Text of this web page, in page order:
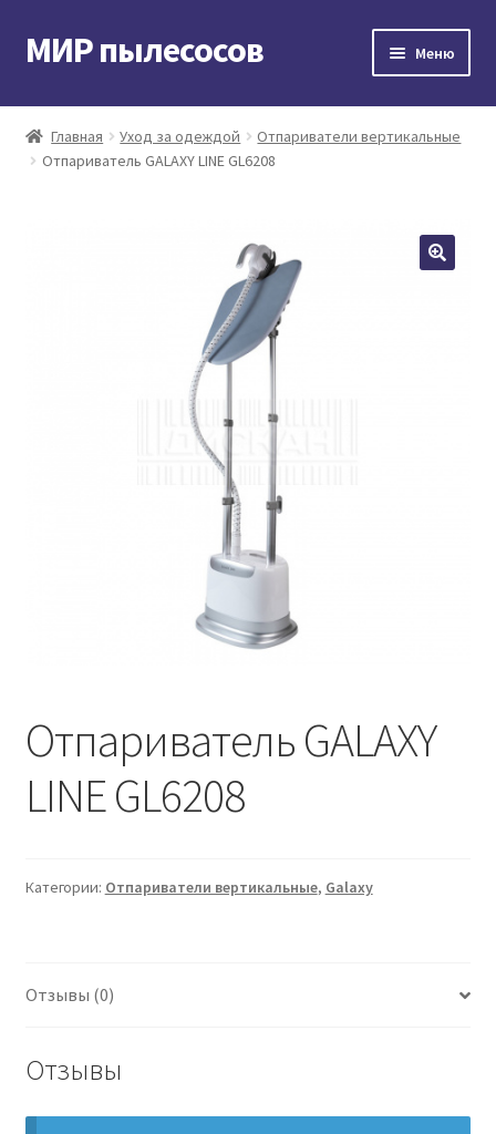
Перейти
к
Перейти
к
МИР пылесосов Меню
Главная
Мой аккаунт
Главная Уход за одеждой
Отпариватели вертикальные
Отпариватель GALAXY LINE GL6208
Отпариватель GALAXY
LINE GL6208
Категории: Отпариватели вертикальные, Galaxy
Отзывы (0)
Отзывы